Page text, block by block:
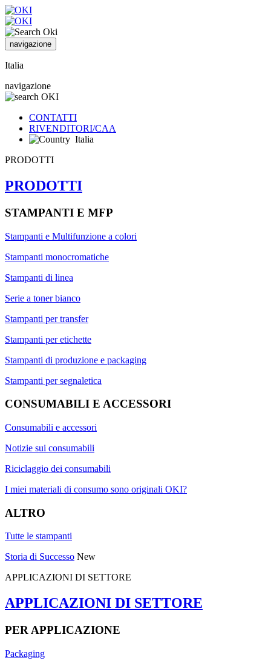
navigazione
Italia
navigazione
CONTATTI
RIVENDITORI/CAA
Italia
PRODOTTI
PRODOTTI
STAMPANTI E MFP
Stampanti e Multifunzione a colori
Stampanti monocromatiche
Stampanti di linea
Serie a toner bianco
Stampanti per transfer
Stampanti per etichette
Stampanti di produzione e packaging
Stampanti per segnaletica
CONSUMABILI E ACCESSORI
Consumabili e accessori
Notizie sui consumabili
Riciclaggio dei consumabili
I miei materiali di consumo sono originali OKI?
ALTRO
Tutte le stampanti
Storia di Successo New
APPLICAZIONI DI SETTORE
APPLICAZIONI DI SETTORE
PER APPLICAZIONE
Packaging